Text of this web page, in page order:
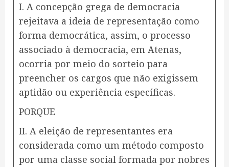
I. A concepção grega de democracia
rejeitava a ideia de representação como
forma democrática, assim, o processo
associado à democracia, em Atenas,
ocorria por meio do sorteio para
preencher os cargos que não exigissem
aptidão ou experiência específicas.
PORQUE
II. A eleição de representantes era
considerada como um método composto
por uma classe social formada por nobres